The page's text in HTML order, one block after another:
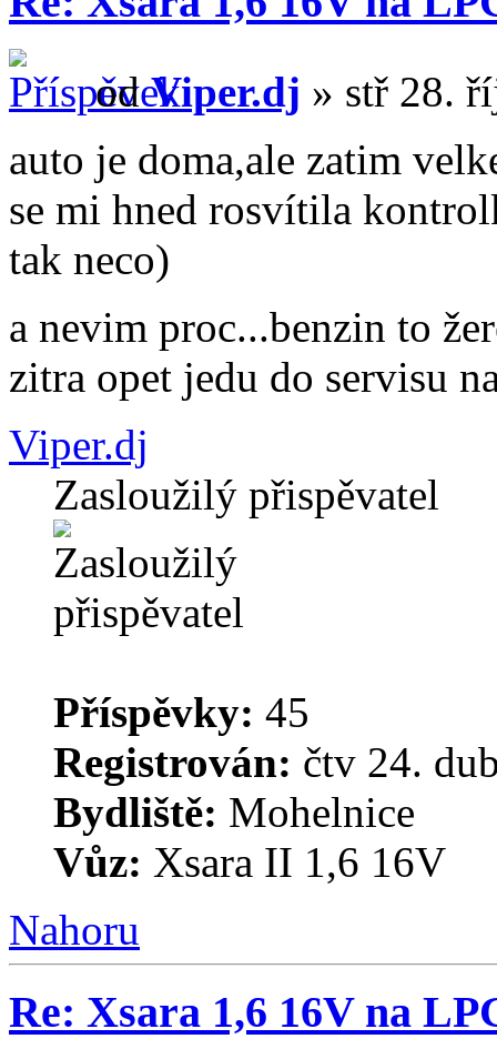
odViper.dj » stř 28.
auto je doma,ale zatim
se mi hned rosvítila
tak neco)
a nevim proc...benzin to
zitra opet jedu do servisu
Viper.dj
Zasloužilý přispěvatel
Příspěvky: 45
Registrován: čtv 24.
Bydliště: Mohelnice
Vůz: Xsara II 1,6 16V
Nahoru
Re: Xsara 1,6 16V na